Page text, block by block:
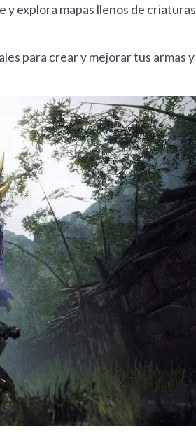
y explora mapas llenos de criaturas
para crear y mejorar tus armas y